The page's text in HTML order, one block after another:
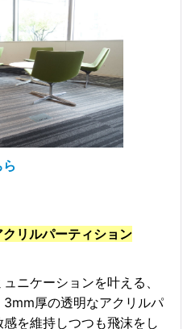
リルパーティション
ニケーションを叶える、
厚の透明なアクリルパ
を維持しつつも飛沫をし